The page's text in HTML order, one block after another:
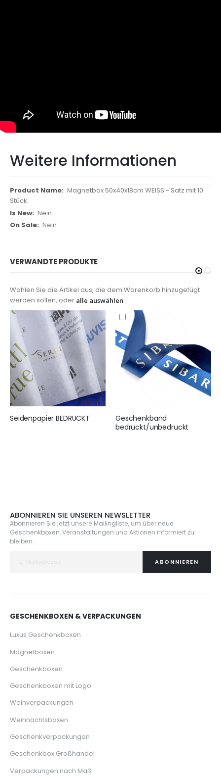
Weitere Informationen
Weitere
Informationen
Magnetbox 50x40x18cm WEISS - Satz mit 10
Stück.
Nein
Nein
VERWANDTE PRODUKTE
Wählen Sie die Artikel aus, die dem Warenkorb hinzugefügt
werden sollen, oder alle auswählen
Seidenpapier BEDRUCKT
Geschenkband
bedruckt/unbedruckt
ABONNIEREN SIE UNSEREN NEWSLETTER
Abonnieren Sie jetzt unsere Mailingliste, um über neue
Geschenkboxen, Veranstaltungen und Aktionen informiert zu
bleiben.
ABONNIEREN
GESCHENKBOXEN & VERPACKUNGEN
Luxus Geschenkboxen
Magnetboxen
Geschenkboxen
Geschenkboxen mit Logo
Weinverpackungen
Weihnachtsboxen
Geschenkverpackungen
Geschenkbox Großhandel
Verpackungen nach Maß